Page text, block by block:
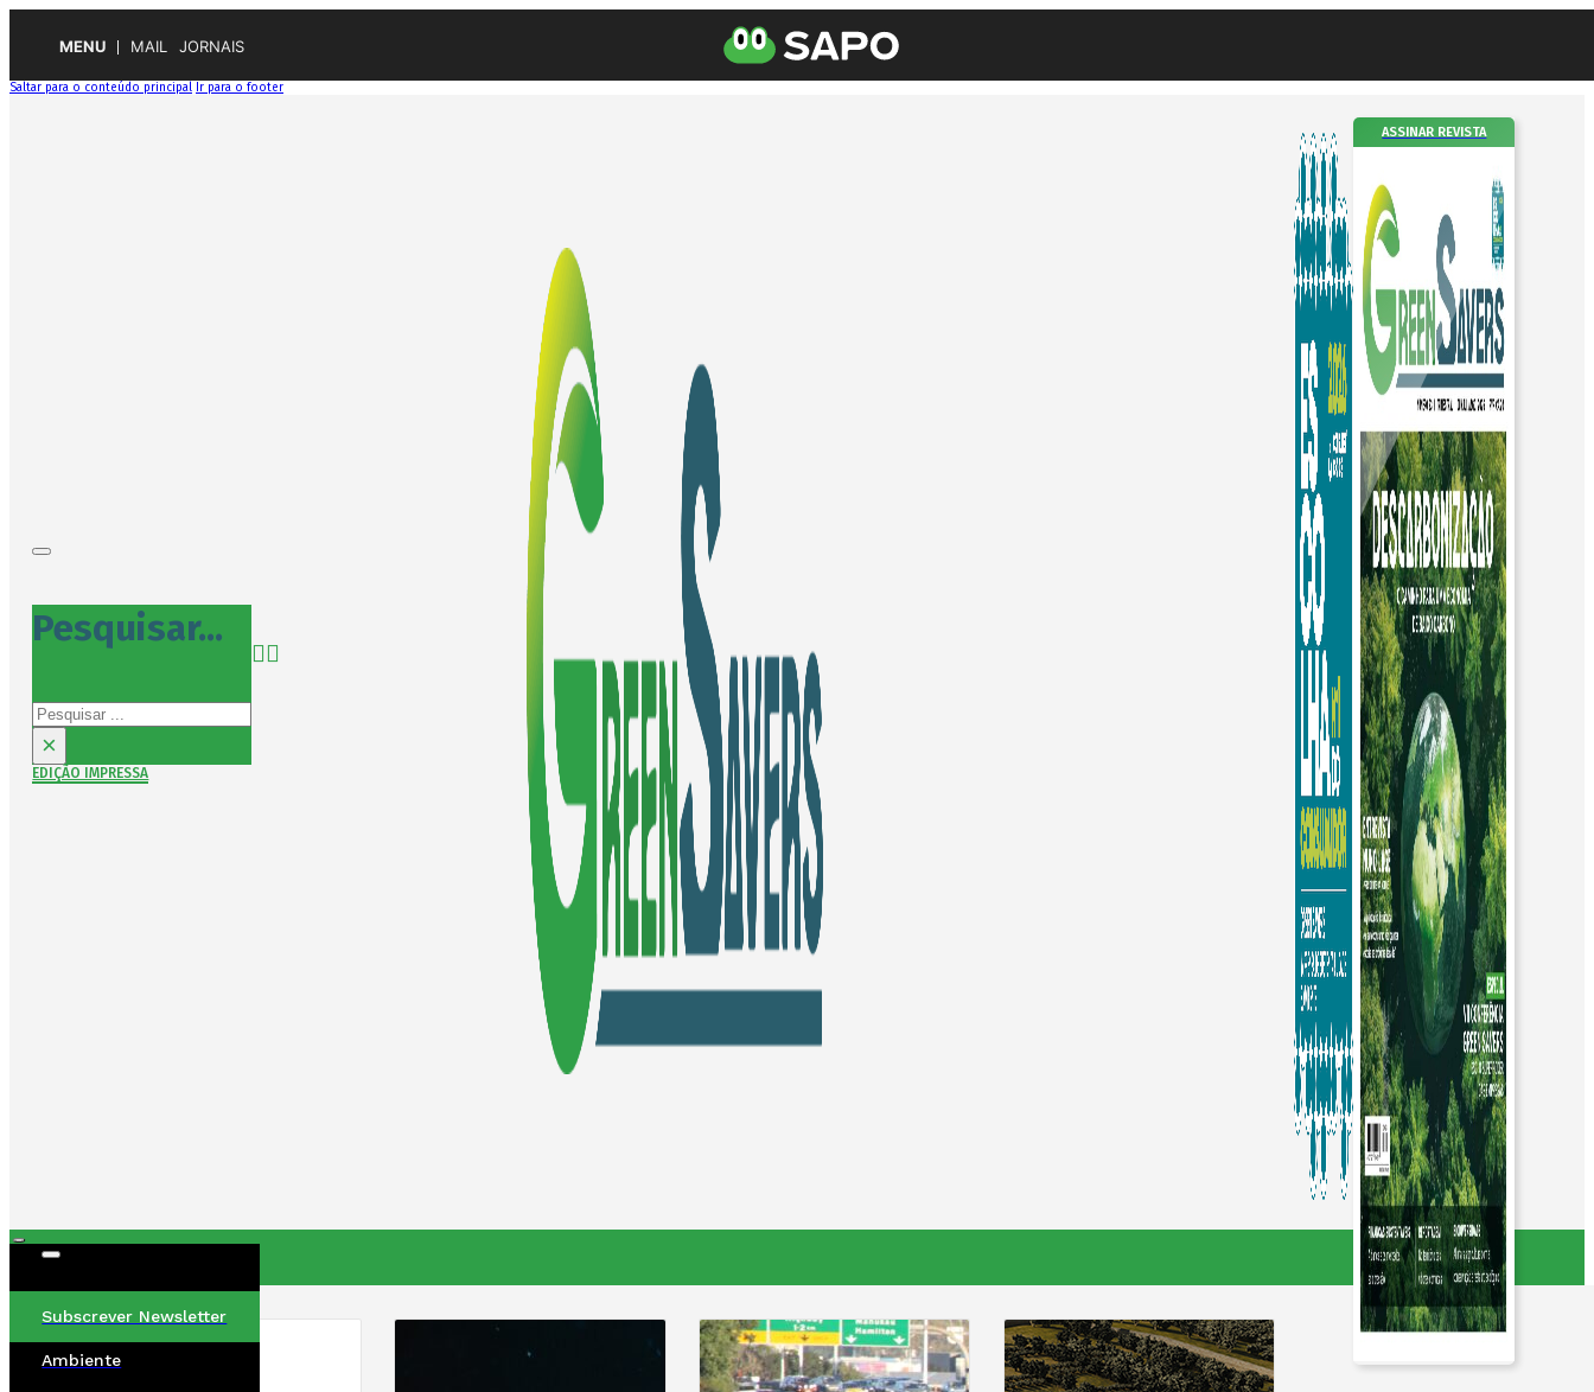
MENU MAIL JORNAIS
Saltar para o conteúdo principal Ir para o footer
Pesquisar...
Pesquisar
×
EDIÇÃO IMPRESSA
ASSINAR REVISTA
Subscrever Newsletter
Ambiente